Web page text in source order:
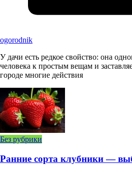
ogorodnik
У дачи есть редкое свойство: она
человека к простым вещам и
городе многие действия
Без рубрики
Ранние сорта клубники —